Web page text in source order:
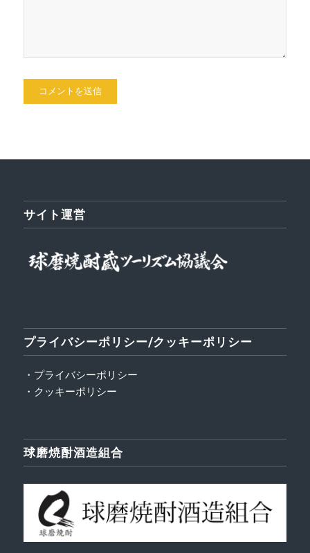
サイト運営
プライバシーポリシー/クッキーポリシー
・プライバシーポリシー
・クッキーポリシー
球磨焼酎酒造組合